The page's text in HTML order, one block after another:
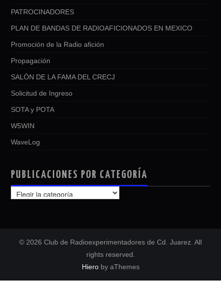
PATROCINADORES
PLAN DE BANDAS DE RADIOAFICIONADOS EN MEXICO
Promoción de la Radio afición
Propagación
SALÓN DE LA FAMA DEL CRECJ
Solicitud de Ingreso
SOTA y POTA
W5WIN
WaveLog
PUBLICACIONES POR CATEGORÍA
PUBLICACIONES
POR
© 2026 Club de Radioexperimentadores de Cd. Juarez. All
rights reserved.
Hieroby aThemes